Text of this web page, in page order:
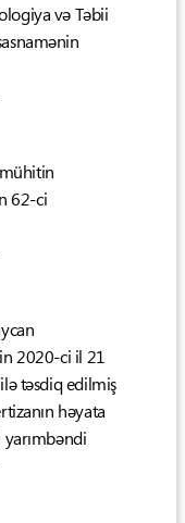
və Təbii
62-ci
2020-ci il 21
təsdiq edilmiş
həyata
yarımbəndi